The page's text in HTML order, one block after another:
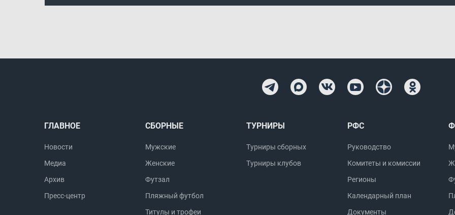
ГЛАВНОЕ
Новости
Медиа
Архив
Пресс-центр
СБОРНЫЕ
Мужские
Женские
Футзал
Пляжный футбол
Титулы и трофеи
ТУРНИРЫ
Турниры сборных
Турниры клубов
РФС
Руководство
Комитеты и комиссии
Регионы
Календарный план
Документы